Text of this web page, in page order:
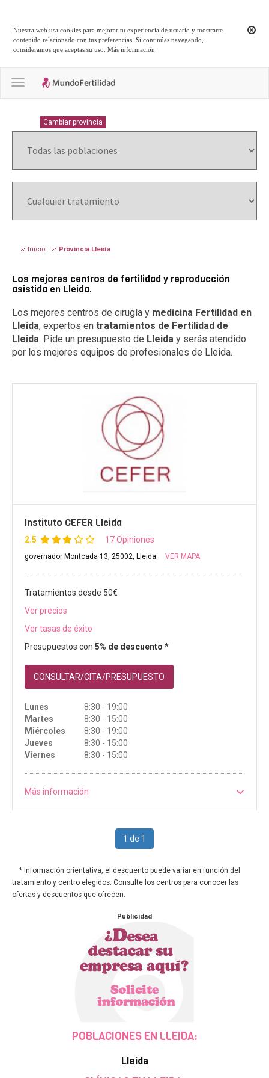
Nuestra web usa cookies para mejorar tu experiencia de usuario y mostrarte
contenido relacionado con tus preferencias. Si continúas navegando,
consideramos que aceptas su uso.Más información
Toggle navigation
Cambiar provincia
Inicio Provincia Lleida
Los mejores centros de fertilidad y reproducción
asistida en Lleida.
Los mejores centros de cirugía y medicina Fertilidad en
Lleida, expertos en tratamientos de Fertilidad de
Lleida. Pide un presupuesto de Lleida y serás atendido
por los mejores equipos de profesionales de Lleida.
Instituto CEFER Lleida
2.5 17 Opiniones
governador Montcada 13, 25002, Lleida VER MAPA
Tratamientos desde 50€
Ver precios
Ver tasas de éxito
Presupuestos con 5% de descuento *
CONSULTAR/CITA/PRESUPUESTO
Lunes
8:30 - 19:00
Martes
8:30 - 15:00
Miércoles
8:30 - 19:00
Jueves
8:30 - 15:00
Viernes
8:30 - 15:00
Más información
1 de 1
* Información orientativa, el descuento puede variar en función del
tratamiento y centro elegidos. Consulte los centros para conocer las
ofertas y descuentos que ofrecen.
Publicidad
POBLACIONES EN LLEIDA:
Lleida